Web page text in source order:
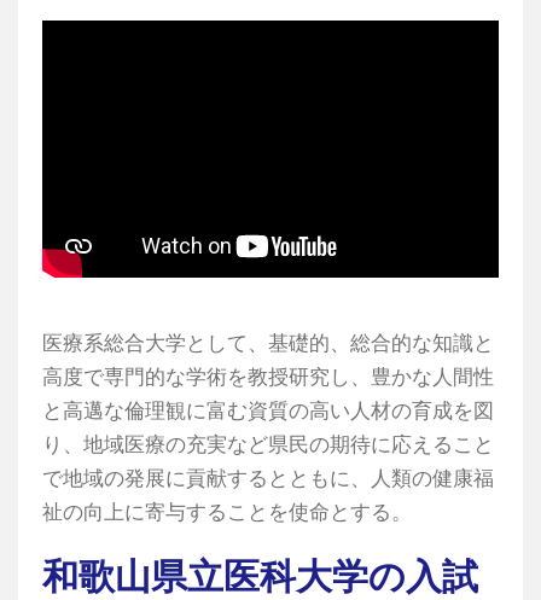
医療系総合大学として、基礎的、総合的な知識と
高度で専門的な学術を教授研究し、豊かな人間性
と高邁な倫理観に富む資質の高い人材の育成を図
り、地域医療の充実など県民の期待に応えること
で地域の発展に貢献するとともに、人類の健康福
祉の向上に寄与することを使命とする。
和歌山県立医科大学の入試